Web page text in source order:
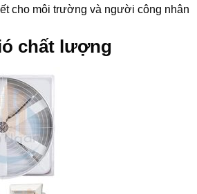
cho môi trường và người công nhân
chất lượng